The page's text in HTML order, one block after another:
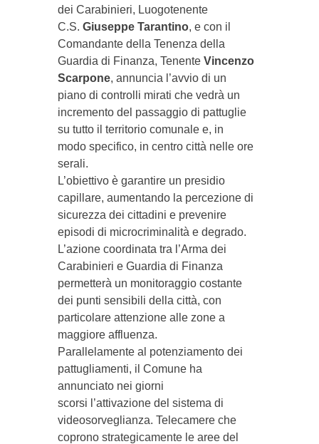
dei Carabinieri, Luogotenente
C.S. Giuseppe Tarantino, e con il
Comandante della Tenenza della
Guardia di Finanza, Tenente Vincenzo
Scarpone, annuncia l’avvio di un
piano di controlli mirati che vedrà un
incremento del passaggio di pattuglie
su tutto il territorio comunale e, in
modo specifico, in centro città nelle ore
serali.
L’obiettivo è garantire un presidio
capillare, aumentando la percezione di
sicurezza dei cittadini e prevenire
episodi di microcriminalità e degrado.
L’azione coordinata tra l’Arma dei
Carabinieri e Guardia di Finanza
permetterà un monitoraggio costante
dei punti sensibili della città, con
particolare attenzione alle zone a
maggiore affluenza.
Parallelamente al potenziamento dei
pattugliamenti, il Comune ha
annunciato nei giorni
scorsi l’attivazione del sistema di
videosorveglianza. Telecamere che
coprono strategicamente le aree del